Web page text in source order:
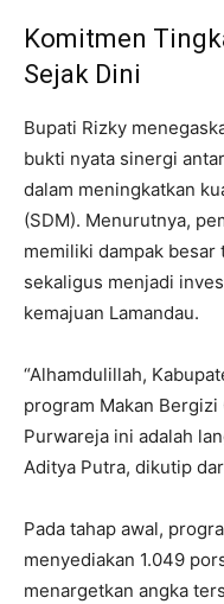
Komitmen
Sejak Dini
Bupati Rizky
bukti nyata sinergi
dalam meningkatkan
(SDM). Menurutnya,
memiliki dampak besar
sekaligus menjadi
kemajuan Lamandau.
“Alhamdulillah,
program Makan Bergizi
Purwareja ini adalah
Aditya Putra, dikutip
Pada tahap awal,
menyediakan 1.049
menargetkan angka